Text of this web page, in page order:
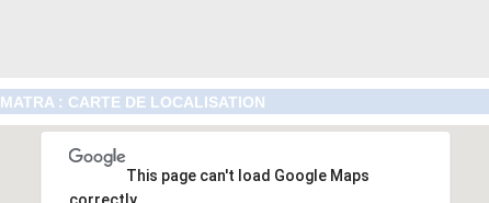
MATRA : CARTE DE LOCALISATION
This page can't load Google Maps
correctly.